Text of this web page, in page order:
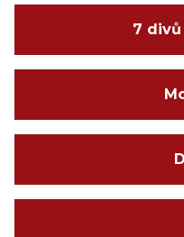
7 divů